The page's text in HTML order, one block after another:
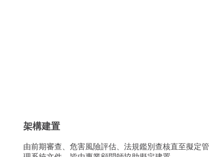
架構建置
由前期審查、危害風險評估、法規鑑別查核直至擬定管